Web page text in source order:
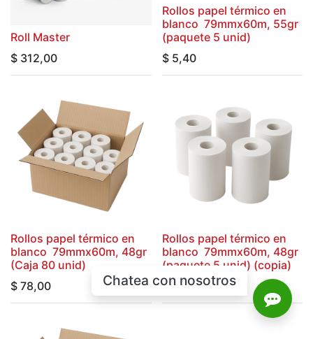
Roll Master
$ 312,00
Rollos papel térmico en
blanco 79mmx60m, 55gr
(paquete 5 unid)
$ 5,40
Rollos papel térmico en
blanco 79mmx60m, 48gr
(Caja 80 unid)
$ 78,00
Rollos papel térmico en
blanco 79mmx60m, 48gr
(paquete 5 unid) (copia)
$ 5,00
Chatea con nosotros